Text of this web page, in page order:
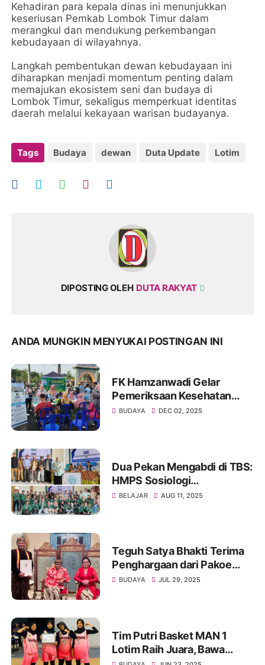
Kehadiran para kepala dinas ini menunjukkan
keseriusan Pemkab Lombok Timur dalam
merangkul dan mendukung perkembangan
kebudayaan di wilayahnya.
Langkah pembentukan dewan kebudayaan ini
diharapkan menjadi momentum penting dalam
memajukan ekosistem seni dan budaya di
Lombok Timur, sekaligus memperkuat identitas
daerah melalui kekayaan warisan budayanya.
Tags Budaya dewan Duta Update Lotim
DIPOSTING OLEH DUTA RAKYAT
ANDA MUNGKIN MENYUKAI POSTINGAN INI
FK Hamzanwadi Gelar
Pemeriksaan Kesehatan
Gratis di CFD
BUDAYA DEC 02, 2025
Dua Pekan Mengabdi di TBS:
HMPS Sosiologi
Hamzanwadi Gali Potensi,
BELAJAR AUG 11, 2025
Teguh Satya Bhakti Terima
Penghargaan dari Pakoe
Buwono XIII
BUDAYA JUL 29, 2025
Tim Putri Basket MAN 1
Lotim Raih Juara, Bawa